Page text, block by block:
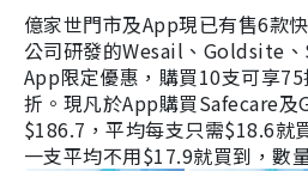
億家世門市及App現已有售6款
公司研發的Wesail、Goldsite、
App限定優惠，購買10支可享
折。現凡於App購買Safecare
$186.7，平均每支只需$18.6就
一支平均不用$17.9就買到，數